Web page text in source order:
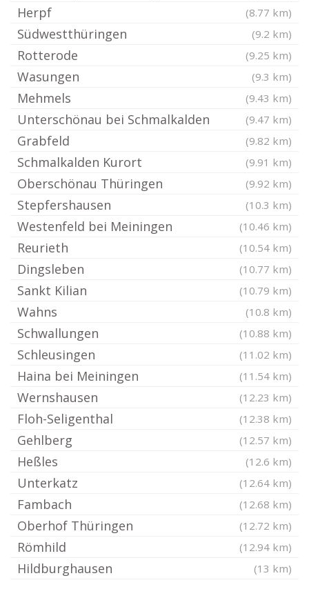
Herpf (8.77 km)
Südwestthüringen (9.2 km)
Rotterode (9.25 km)
Wasungen (9.3 km)
Mehmels (9.43 km)
Unterschönau bei Schmalkalden (9.47 km)
Grabfeld (9.82 km)
Schmalkalden Kurort (9.91 km)
Oberschönau Thüringen (9.92 km)
Stepfershausen (10.3 km)
Westenfeld bei Meiningen (10.46 km)
Reurieth (10.54 km)
Dingsleben (10.77 km)
Sankt Kilian (10.79 km)
Wahns (10.8 km)
Schwallungen (10.88 km)
Schleusingen (11.02 km)
Haina bei Meiningen (11.54 km)
Wernshausen (12.23 km)
Floh-Seligenthal (12.38 km)
Gehlberg (12.57 km)
Heßles (12.6 km)
Unterkatz (12.64 km)
Fambach (12.68 km)
Oberhof Thüringen (12.72 km)
Römhild (12.94 km)
Hildburghausen (13 km)